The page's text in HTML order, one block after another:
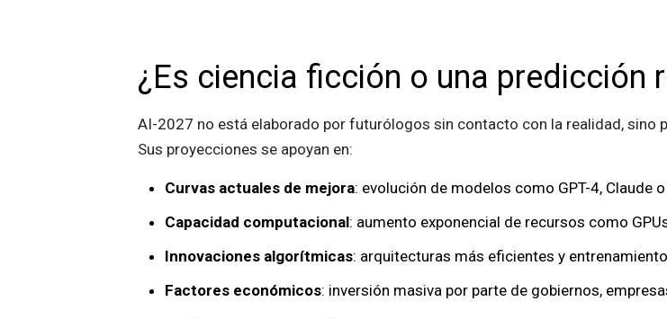
¿Es ciencia ficción o una predicción
AI-2027 no está elaborado por futurólogos sin contacto con la realidad, sino
Sus proyecciones se apoyan en:
Curvas actuales de mejora: evolución de modelos como GPT-4, Claude
Capacidad computacional: aumento exponencial de recursos como
Innovaciones algorítmicas: arquitecturas más eficientes y
Factores económicos: inversión masiva por parte de gobiernos,